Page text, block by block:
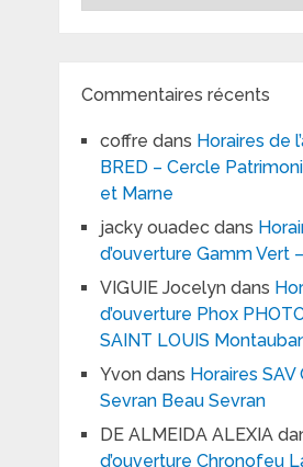
les
Commentaires récents
coffre dans Horaires de
BRED – Cercle
et Marne
jacky ouadecdans
d’ouverture Gamm Vert
VIGUIE Jocelyndans
d’ouverture Phox
SAINT LOUIS
Yvondans Horaires
Sevran Beau Sevran
DE ALMEIDA ALEXIA
d’ouverture Chronofeu